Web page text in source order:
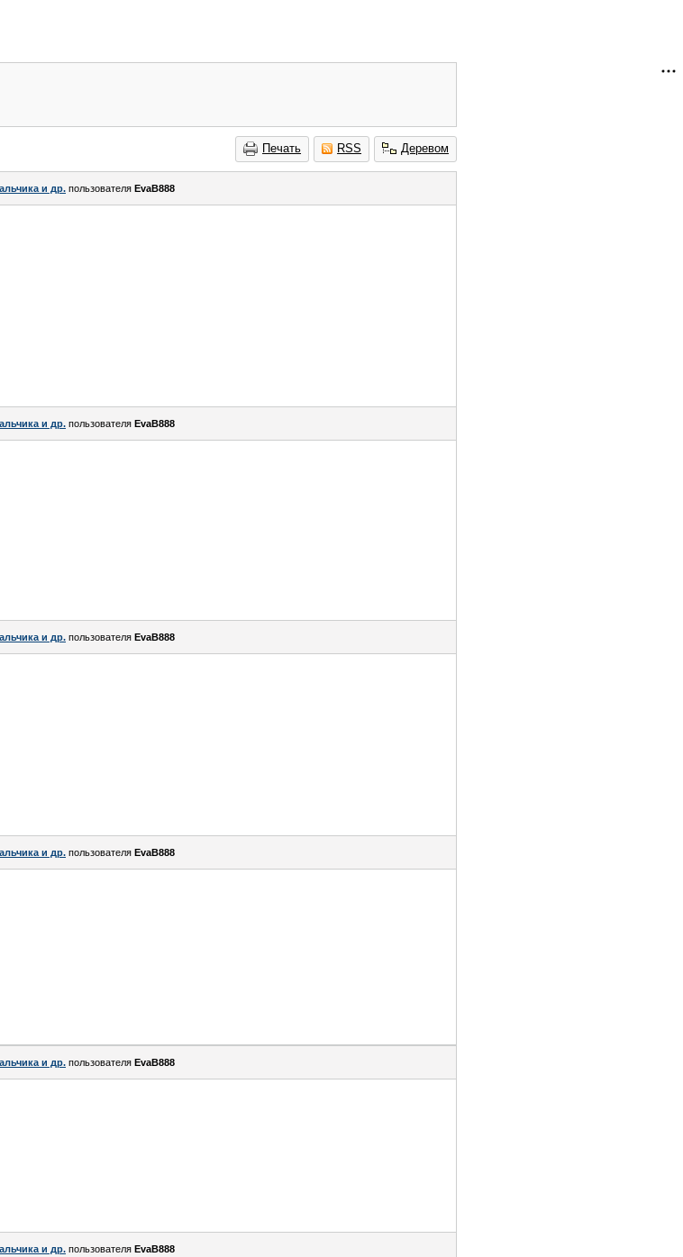
Печать RSS Деревом
и др. пользователя EvaB888
и др. пользователя EvaB888
и др. пользователя EvaB888
и др. пользователя EvaB888
и др. пользователя EvaB888
и др. пользователя EvaB888